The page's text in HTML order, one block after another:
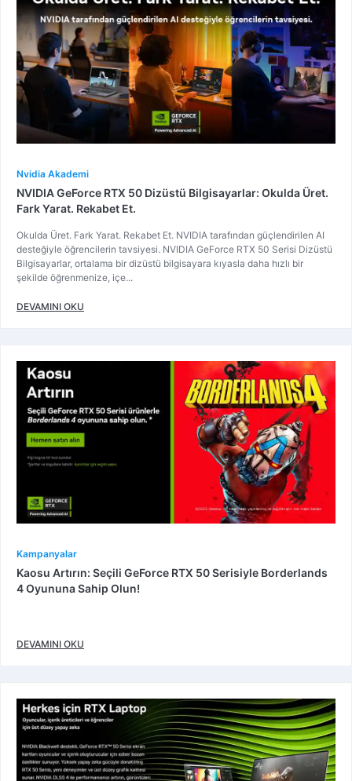
Nvidia Akademi
NVIDIA GeForce RTX 50 Dizüstü Bilgisayarlar: Okulda Üret.
Fark Yarat. Rekabet Et.
Okulda Üret. Fark Yarat. Rekabet Et. NVIDIA tarafından güçlendirilen AI
desteğiyle öğrencilerin tavsiyesi. NVIDIA GeForce RTX 50 Serisi Dizüstü
Bilgisayarlar, ortalama bir dizüstü bilgisayara kıyasla daha hızlı bir
şekilde öğrenmenize, içe...
DEVAMINI OKU
Kampanyalar
Kaosu Artırın: Seçili GeForce RTX 50 Serisiyle Borderlands
4 Oyununa Sahip Olun!
DEVAMINI OKU